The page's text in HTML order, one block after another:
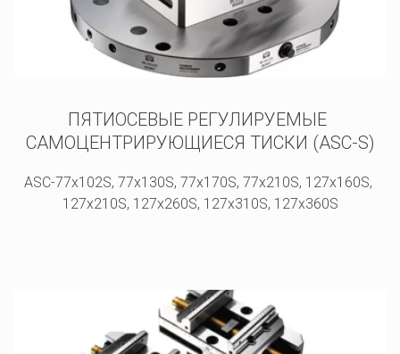
ПЯТИОСЕВЫЕ РЕГУЛИРУЕМЫЕ
САМОЦЕНТРИРУЮЩИЕСЯ ТИСКИ (ASC-S)
ASC-77x102S, 77x130S, 77x170S, 77x210S, 127x160S,
127x210S, 127x260S, 127x310S, 127x360S